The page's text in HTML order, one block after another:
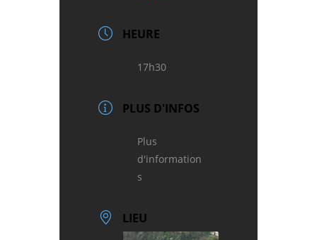
HEURE
17h30
PLUS D'INFOS
Plus
d'information
s
LIEU